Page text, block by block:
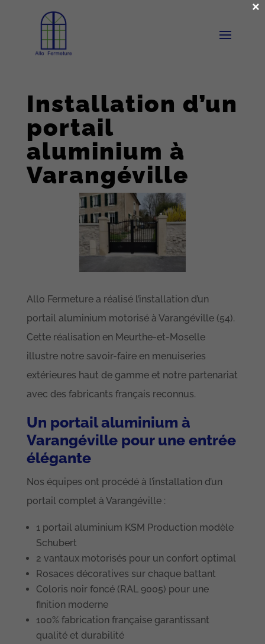
Installation d’un
portail
aluminium à
Varangéville
Allo Fermeture a réalisé l’installation d’un
portail aluminium motorisé à Varangéville (54).
Cette réalisation en Meurthe-et-Moselle
illustre notre savoir-faire en menuiseries
extérieures haut de gamme et notre partenariat
avec des fabricants français reconnus.
Un portail aluminium à
Varangéville pour une entrée
élégante
Nos équipes ont procédé à l’installation d’un
portail complet à Varangéville :
1 portail aluminium KSM Production modèle
Schubert
2 vantaux motorisés pour un confort optimal
Rosaces décoratives sur chaque battant
Coloris noir foncé (RAL 9005) pour une
finition moderne
100% fabrication française garantissant
qualité et durabilité
×